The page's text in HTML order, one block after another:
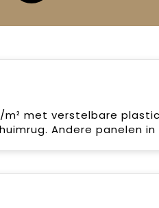
met verstelbare
Andere panelen in